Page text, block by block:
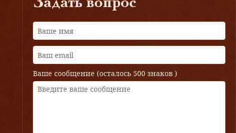
Задать вопрос
Ваше сообщение (осталось 500 знаков )